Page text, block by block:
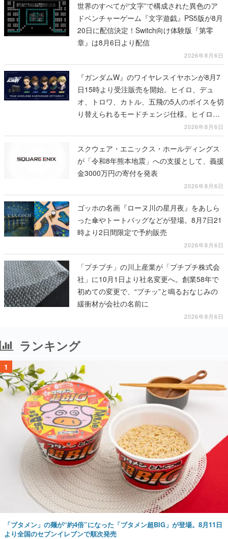
世界のすべてが“文字”で構成された異色のア
ドベンチャーゲーム『文字遊戯』PS5版が8月
20日に配信決定！Switch向け体験版『第零
章』は8月6日より配信
2026年8月6日
『ガンダムW』のワイヤレスイヤホンが8月7
日15時より受注販売を開始。ヒイロ、デュ
オ、トロワ、カトル、五飛の5人のボイスを切
り替えられるモードチェンジ仕様。ヒイロが
「お前を殺す」「死ぬほど痛いぞ」とささや
く
2026年8月6日
スクウェア・エニックス・ホールディングス
が「令和8年熊本地震」への支援として、義援
金3000万円の寄付を発表
2026年8月6日
ゴッホの名画『ローヌ川の星月夜』をあしら
った傘やトートバッグなどが登場。8月7日21
時より2日間限定で予約販売
2026年8月6日
「プチプチ」の川上産業が「プチプチ株式会
社」に10月1日より社名変更へ。創業58年で
初めての変更で、“プチッ”と鳴るおなじみの
緩衝材が会社の名前に
2026年8月6日
ランキング
1
「ブタメン」の麺が“約4倍”になった「ブタメン超BIG」が登場。8月11日
より全国のセブンイレブンで順次発売